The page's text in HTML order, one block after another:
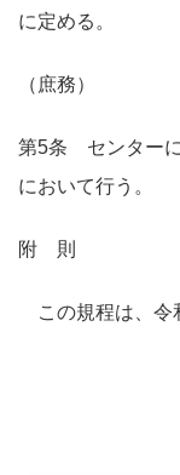
に定める。
（庶務）
第5条 センター
において行う。
附 則
この規程は、令